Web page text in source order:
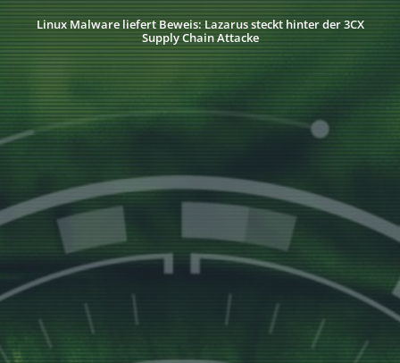
Linux Malware liefert Beweis: Lazarus steckt hinter der 3CX
Supply Chain Attacke